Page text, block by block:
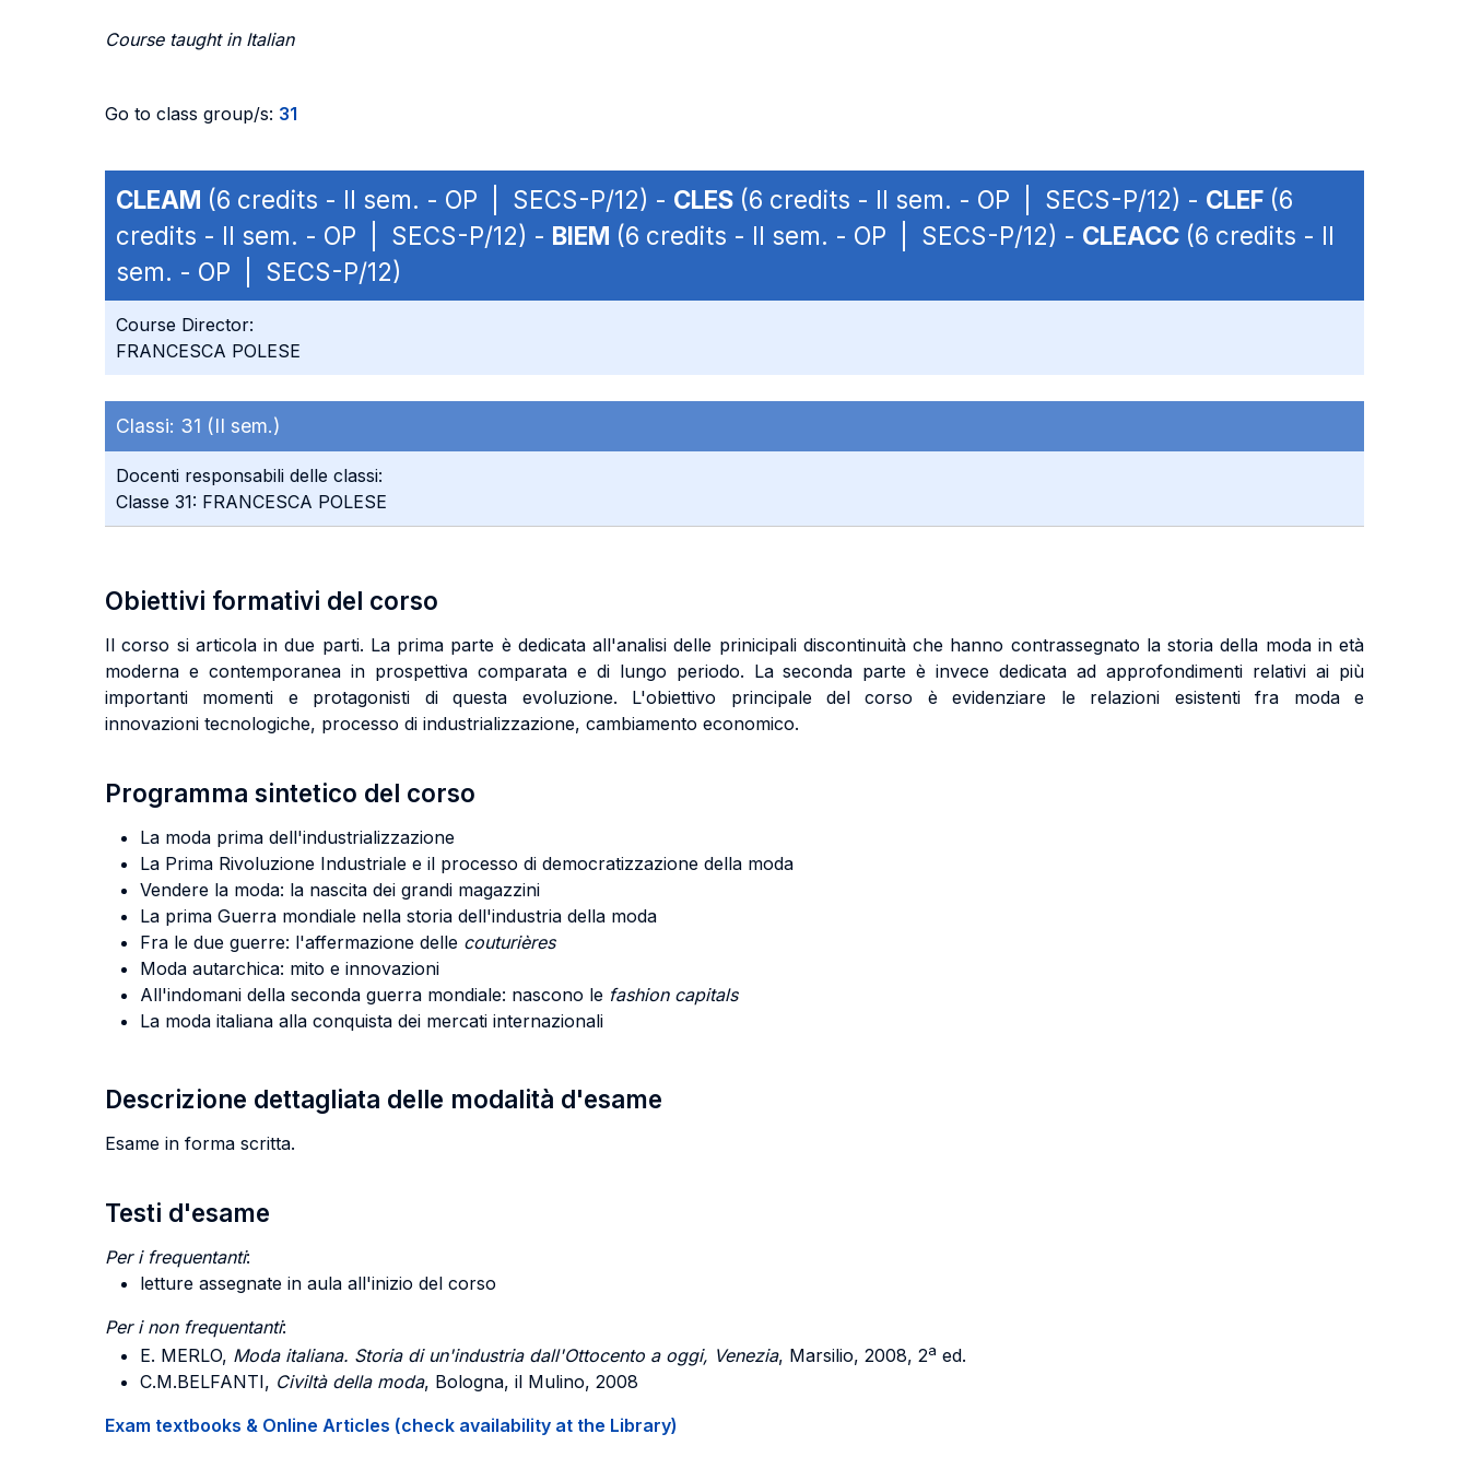
Course taught in Italian
Go to class group/s: 31
CLEAM (6 credits - II sem. - OP | SECS-P/12) - CLES (6 credits - II sem. - OP | SECS-P/12) - CLEF (6
credits - II sem. - OP | SECS-P/12) - BIEM (6 credits - II sem. - OP | SECS-P/12) - CLEACC (6 credits - II
sem. - OP | SECS-P/12)
Course Director:
FRANCESCA POLESE
Classi: 31 (II sem.)
Docenti responsabili delle classi:
Classe 31: FRANCESCA POLESE
Obiettivi formativi del corso
Il corso si articola in due parti. La prima parte è dedicata all'analisi delle prinicipali discontinuità che hanno contrassegnato la storia della moda in età
moderna e contemporanea in prospettiva comparata e di lungo periodo. La seconda parte è invece dedicata ad approfondimenti relativi ai più
importanti momenti e protagonisti di questa evoluzione. L'obiettivo principale del corso è evidenziare le relazioni esistenti fra moda e
innovazioni tecnologiche, processo di industrializzazione, cambiamento economico.
Programma sintetico del corso
La moda prima dell'industrializzazione
La Prima Rivoluzione Industriale e il processo di democratizzazione della moda
Vendere la moda: la nascita dei grandi magazzini
La prima Guerra mondiale nella storia dell'industria della moda
Fra le due guerre: l'affermazione delle couturières
Moda autarchica: mito e innovazioni
All'indomani della seconda guerra mondiale: nascono le fashion capitals
La moda italiana alla conquista dei mercati internazionali
Descrizione dettagliata delle modalità d'esame
Esame in forma scritta.
Testi d'esame
Per i frequentanti:
letture assegnate in aula all'inizio del corso
Per i non frequentanti:
E. MERLO, Moda italiana. Storia di un'industria dall'Ottocento a oggi, Venezia, Marsilio, 2008, 2a ed.
C.M.BELFANTI, Civiltà della moda, Bologna, il Mulino, 2008
Exam textbooks & Online Articles (check availability at the Library)